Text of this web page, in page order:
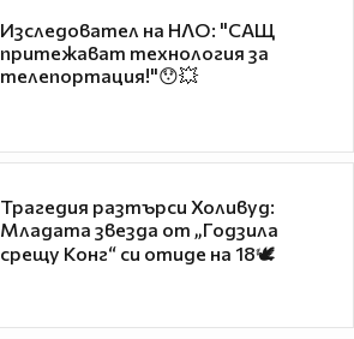
Изследовател на НЛО: "САЩ
притежават технология за
телепортация!"😯💥
Трагедия разтърси Холивуд:
Младата звезда от „Годзила
срещу Конг“ си отиде на 18🕊️